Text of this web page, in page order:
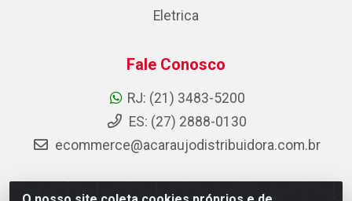
Eletrica
Fale Conosco
RJ: (21) 3483-5200
ES: (27) 2888-0130
ecommerce@acaraujodistribuidora.com.br